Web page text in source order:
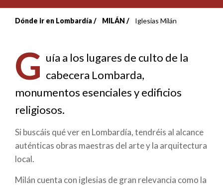
enlaces
de
ayuda
a
la
navegación
Dónde ir en Lombardía MILÁN Iglesias Milán
G uía a los lugares de culto de la
cabecera Lombarda,
monumentos esenciales y edificios
religiosos.
Si buscáis qué ver en Lombardía, tendréis al alcance
auténticas obras maestras del arte y la arquitectura
local.
Milán cuenta con iglesias de gran relevancia como la